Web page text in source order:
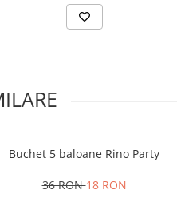
Buchet 5 baloane Rino Party
36 RON18 RON